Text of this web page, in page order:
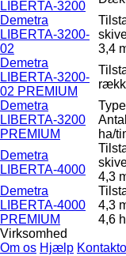
LIBERTA-3200
Demetra
LIBERTA-3200-
02
3,4
Demetra
LIBERTA-3200-
02 PREMIUM
Demetra
LIBERTA-3200
PREMIUM
ha/
Demetra
LIBERTA-4000
4,3
Demetra
LIBERTA-4000
PREMIUM
4,3
4,6
Virksomhed
Om os Hjælp